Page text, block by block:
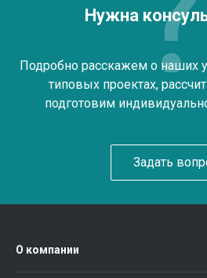
Нужна
Подробно расскажем о наших
типовых проектах,
подготовим
Задать
О компании